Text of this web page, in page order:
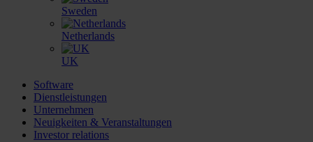
Sweden
Netherlands
UK
Software
Dienstleistungen
Unternehmen
Neuigkeiten & Veranstaltungen
Investor relations